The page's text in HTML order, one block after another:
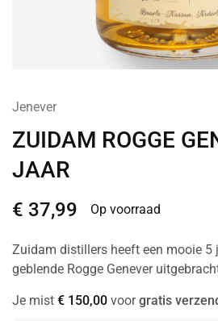
Jenever
ZUIDAM ROGGE
JAAR
€ 37,99 Op voorraad
Zuidam distillers heeft een mooie 5
geblende Rogge Genever
Je mist € 150,00 voorgratis